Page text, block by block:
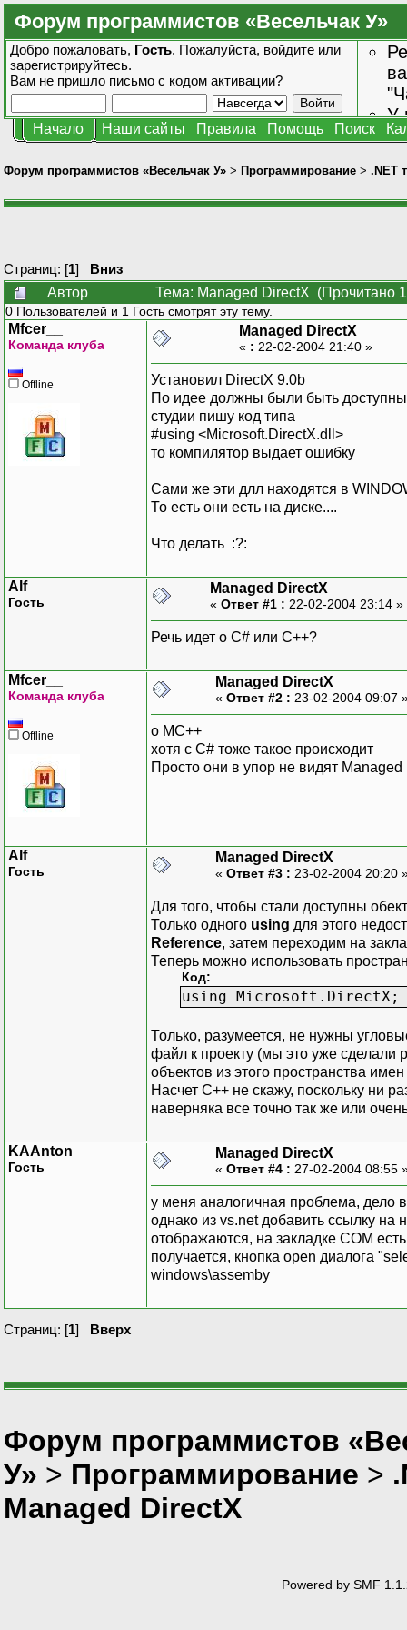
Форум программистов «Весельчак У»
Добро пожаловать, Гость. Пожалуйста, войдите или
зарегистрируйтесь.
Вам не пришло письмо с кодом активации?
У
Начало Наши сайты Правила Помощь Поиск
Форум программистов «Весельчак У» > Программирование > .NET
Страниц: [1] Вниз
Автор
Тема: Managed DirectX (Прочитано
0 Пользователей и 1 Гость смотрят эту тему.
Mfcer__
Команда клуба
Offline
Managed DirectX
« : 22-02-2004 21:40 »
Установил DirectX 9.0b
По идее должны были быть
студии пишу код типа
#using <Microsoft.DirectX.dll>
то компилятор выдает ошибку
Сами же эти длл находятся в
То есть они есть на диске....
Что делать :?:
Alf
Гость
Managed DirectX
« Ответ #1 : 22-02-2004 23:14 »
Речь идет о C# или C++?
Mfcer__
Команда клуба
Offline
Managed DirectX
« Ответ #2 : 23-02-2004 09:07
о MC++
хотя с C# тоже такое происходит
Просто они в упор не видят Managed
Alf
Гость
Managed DirectX
« Ответ #3 : 23-02-2004 20:20
Для того, чтобы стали доступны
Только одного using для этого
Reference, затем переходим на
Теперь можно использовать
Код:
using Microsoft.DirectX;
Только, разумеется, не нужны
файл к проекту (мы это уже сделали
объектов из этого пространства
Насчет C++ не скажу, поскольку ни
наверняка все точно так же или
KAAnton
Гость
Managed DirectX
« Ответ #4 : 27-02-2004 08:55
у меня аналогичная проблема, дело
однако из vs.net добавить ссылку на
отображаются, на закладке COM
получается, кнопка open диалога
windows\assemby
Страниц: [1] Вверх
Форум программистов
У» > Программирование >
Managed DirectX
Powered by SMF